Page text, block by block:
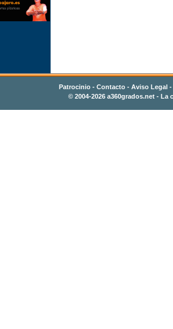
Patrocinio- Contacto- Aviso Legal -
© 2004-2026 a360grados.net- La